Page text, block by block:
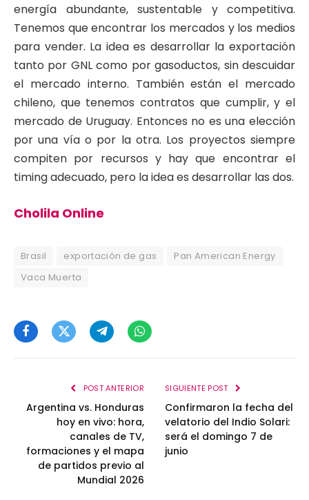
energía abundante, sustentable y competitiva.
Tenemos que encontrar los mercados y los medios
para vender. La idea es desarrollar la exportación
tanto por GNL como por gasoductos, sin descuidar
el mercado interno. También están el mercado
chileno, que tenemos contratos que cumplir, y el
mercado de Uruguay. Entonces no es una elección
por una vía o por la otra. Los proyectos siempre
compiten por recursos y hay que encontrar el
timing adecuado, pero la idea es desarrollar las dos.
Cholila Online
Brasil exportación de gas
Pan American Energy
Vaca Muerta
FacebookTwitterTelegramWhatsApp
POST ANTERIOR
Argentina vs. Honduras
hoy en vivo: hora,
canales de TV,
formaciones y el mapa
de partidos previo al
Mundial 2026
SIGUIENTE POST
Confirmaron la fecha del
velatorio del Indio Solari:
será el domingo 7 de
junio